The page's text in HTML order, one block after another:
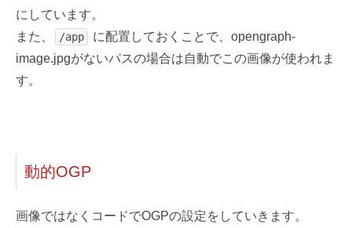
にしています。
また、
/app
に配置しておくことで、opengraph-
image.jpgがないパスの場合は自動でこの画像が使われま
す。
動的OGP
画像ではなくコードでOGPの設定をしていきます。